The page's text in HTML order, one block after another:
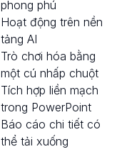
phong phú
Hoạt động trên nền
tảng AI
Trò chơi hóa bằng
một cú nhấp chuột
Tích hợp liền mạch
trong PowerPoint
Báo cáo chi tiết có
thể tải xuống